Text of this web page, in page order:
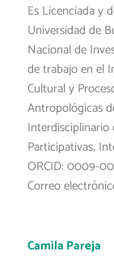
Es Licenciada y
Universidad de
Nacional de
de trabajo en el
Cultural y
Antropológicas
Interdisciplinario
Participativas,
ORCID: 0009-
Correo
Camila Pareja